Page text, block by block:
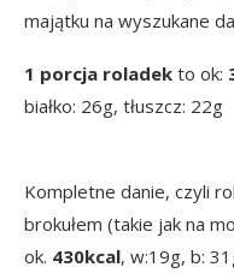
majątku na wyszukane
1 porcja roladek to ok:
białko: 26g, tłuszcz: 22g
Kompletne danie, czyli
brokułem (takie jak na
ok. 430kcal, w:19g, b: